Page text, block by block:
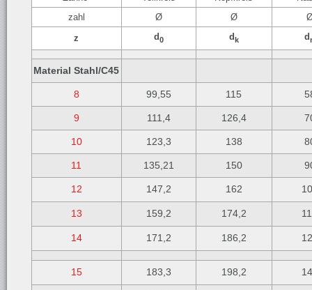
zahl
Ø Ø
z
d0 dk d
Material Stahl/C45
8 99,55 115
9 111,4 126,4
10 123,3 138
11 135,21 150
12 147,2 162
13 159,2 174,2
14 171,2 186,2
15 183,3 198,2